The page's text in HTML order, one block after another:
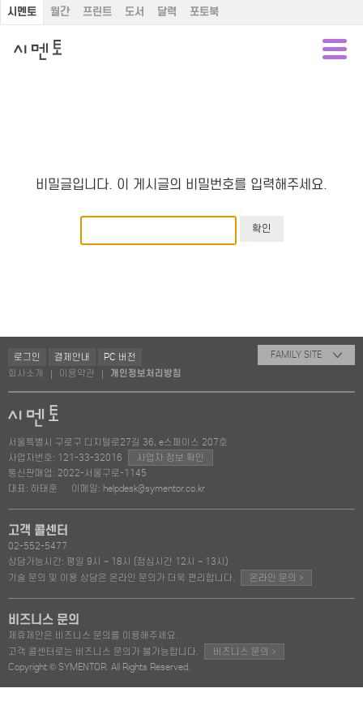
시멘토 월간 프린트 도서 달력 포토북
비밀글입니다. 이 게시글의 비밀번호를 입력해주세요.
로그인 결제안내
PC 버전
회사소개
이용약관 개인정보처리방침
FAMILY SITE
서울특별시 구로구 디지털로27길 36, e스페이스 207호
사업자번호: 121-33-32016
사업자 정보 확인
통신판매업: 2022-서울구로-1145
대표: 하태훈
이메일: helpdesk@symentor.co.kr
고객 콜센터
02-552-5477
상담가능시간: 평일 9시 ~ 18시 (점심시간 12시 ~ 13시)
기술 문의 및 이용 상담은 온라인 문의가 더욱 편리합니다.
온라인 문의 >
비즈니스 문의
제휴제안은 비즈니스 문의를 이용해주세요.
고객 콜센터로는 비즈니스 문의가 불가능합니다.
비즈니스 문의 >
Copyright © SYMENTOR. All Rights Reserved.